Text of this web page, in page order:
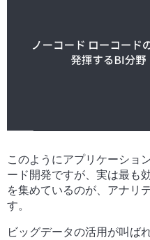
このようにアプリケーショ
ード開発ですが、実は最も
を集めているのが、アナリ
す。
ビッグデータの活用が叫ば